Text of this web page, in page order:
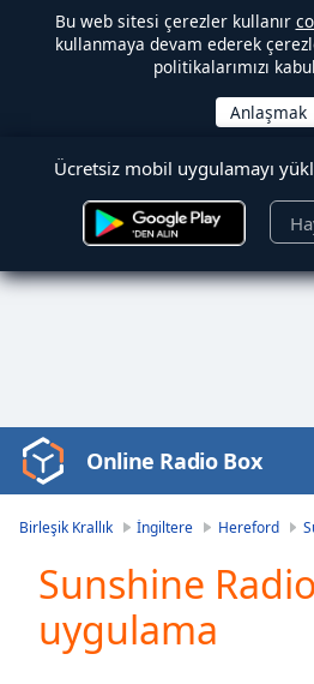
Bu web sitesi çerezler kullanır
kullanmaya devam ederek
politikalarımızı
Ücretsiz mobil uygulamayı
Video
Player
Play
Video
Online Radio Box
Birleşik Krallık İngiltere Hereford
Sunshine Radio
uygulama